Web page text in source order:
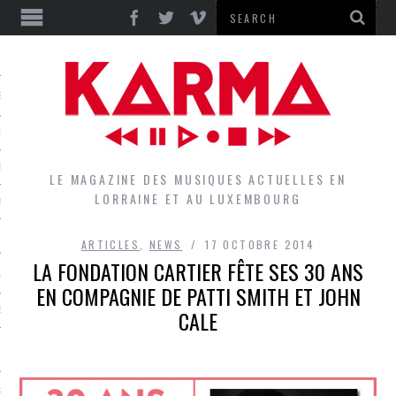
GROUPES DU LOCAL
LE MAGAZINE DES MUSIQUES ACTUELLES EN
LORRAINE ET AU LUXEMBOURG
ARTICLES NEWS 17 OCTOBRE 2014
LA FONDATION CARTIER FÊTE SES 30 ANS
EN COMPAGNIE DE PATTI SMITH ET JOHN
CALE